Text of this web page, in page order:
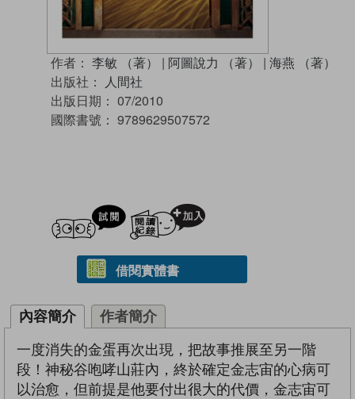
作者： 李敏 （著） | 阿圖說力 （著） | 海燕 （著）
出版社：
人間社
出版日期： 07/2010
國際書號： 9789629507572
試閲
借閱實體書
內容簡介 作者簡介
一度消失的金蛋再次出現，把故事推展至另一階
段！神秘谷咆哮山莊內，終於確定金志宙的心病可
以治愈，但前提是他要付出很大的代價，金志宙可